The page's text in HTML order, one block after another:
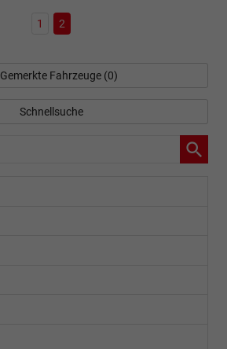
1 2
Gemerkte Fahrzeuge (0)
Schnellsuche